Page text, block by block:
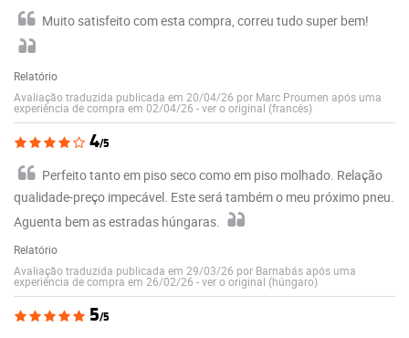
Muito satisfeito com esta compra, correu tudo super bem!
Relatório
Avaliação traduzida publicada em 20/04/26 por Marc Proumen após uma
experiência de compra em 02/04/26 -ver o original (francês)
4/5
Perfeito tanto em piso seco como em piso molhado. Relação
qualidade-preço impecável. Este será também o meu próximo pneu.
Aguenta bem as estradas húngaras.
Relatório
Avaliação traduzida publicada em 29/03/26 por Barnabás após uma
experiência de compra em 26/02/26 -ver o original (húngaro)
5/5